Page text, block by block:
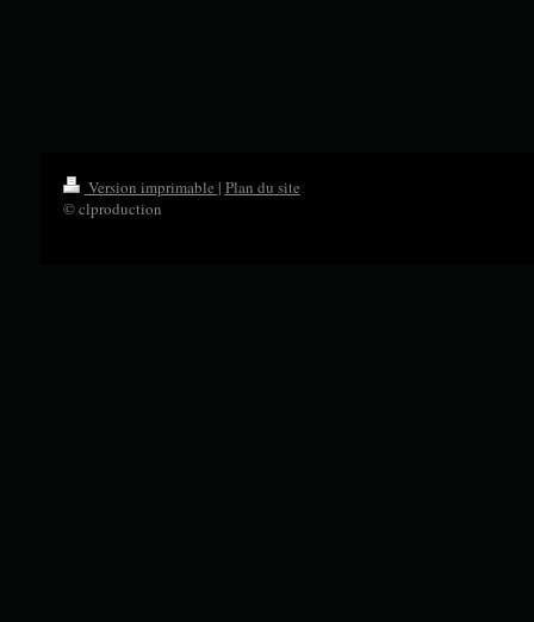
Version imprimable | Plan du site
© clproduction